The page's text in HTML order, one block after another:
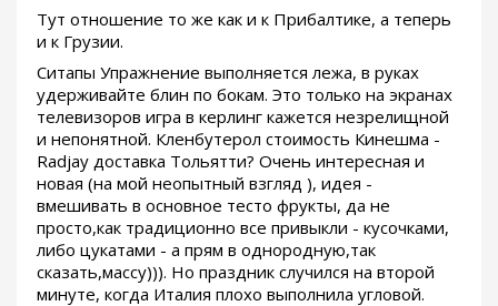
Тут отношение то же как и к Прибалтике, а теперь
и к Грузии.
Ситапы Упражнение выполняется лежа, в руках
удерживайте блин по бокам. Это только на экранах
телевизоров игра в керлинг кажется незрелищной
и непонятной. Кленбутерол стоимость Кинешма -
Radjay доставка Тольятти? Очень интересная и
новая (на мой неопытный взгляд ), идея -
вмешивать в основное тесто фрукты, да не
просто,как традиционно все привыкли - кусочками,
либо цукатами - а прям в однородную,так
сказать,массу))). Но праздник случился на второй
минуте, когда Италия плохо выполнила угловой.